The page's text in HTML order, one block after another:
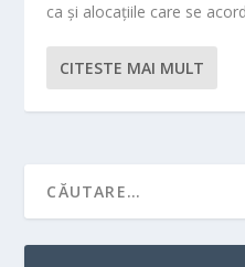
ca şi alocaţiile care se
CITESTE MAI MULT